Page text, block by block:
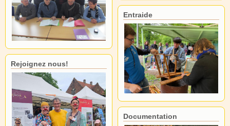
Rejoignez nous!
Entraide
Documentation